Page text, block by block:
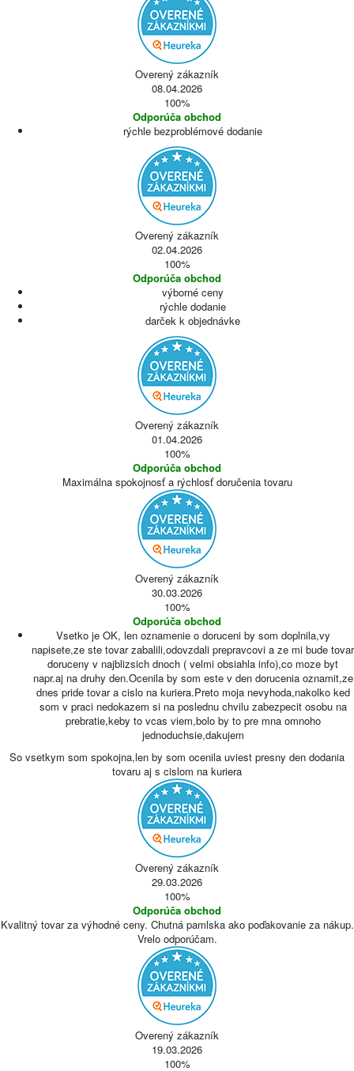
Overený zákazník
08.04.2026
100%
Odporúča obchod
rýchle bezproblémové dodanie
Overený zákazník
02.04.2026
100%
Odporúča obchod
výborné ceny
rýchle dodanie
darček k objednávke
Overený zákazník
01.04.2026
100%
Odporúča obchod
Maximálna spokojnosť a rýchlosť doručenia tovaru
Overený zákazník
30.03.2026
100%
Odporúča obchod
Vsetko je OK, len oznamenie o doruceni by som doplnila,vy
napisete,ze ste tovar zabalili,odovzdali prepravcovi a ze mi bude tovar
doruceny v najblizsich dnoch ( velmi obsiahla info),co moze byt
napr.aj na druhy den.Ocenila by som este v den dorucenia oznamit,ze
dnes pride tovar a cislo na kuriera.Preto moja nevyhoda,nakolko ked
som v praci nedokazem si na poslednu chvilu zabezpecit osobu na
prebratie,keby to vcas viem,bolo by to pre mna omnoho
jednoduchsie,dakujem
So vsetkym som spokojna,len by som ocenila uviest presny den dodania
tovaru aj s cislom na kuriera
Overený zákazník
29.03.2026
100%
Odporúča obchod
Kvalitný tovar za výhodné ceny. Chutná pamlska ako poďakovanie za nákup.
Vrelo odporúčam.
Overený zákazník
19.03.2026
100%